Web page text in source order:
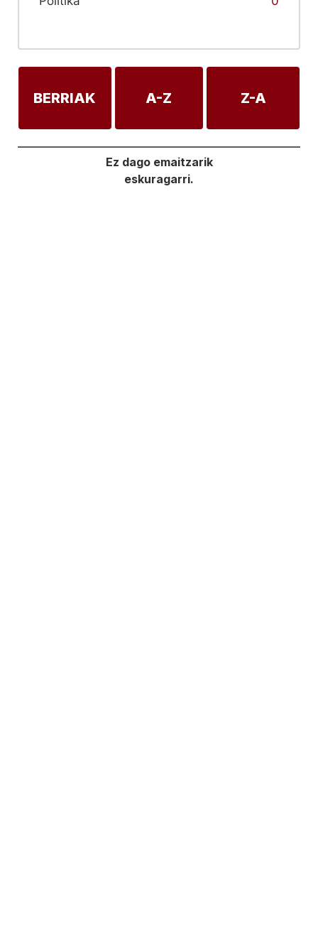
BERRIAK A-Z Z-A
Ez dago emaitzarik
eskuragarri.